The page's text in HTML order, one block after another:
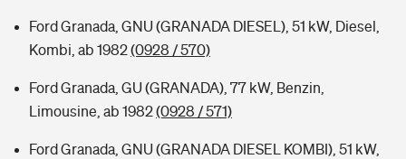
Ford Granada, GNU (GRANADA DIESEL), 51 kW, Diesel,
Kombi, ab 1982(0928 / 570)
Ford Granada, GU (GRANADA), 77 kW, Benzin,
Limousine, ab 1982(0928 / 571)
Ford Granada, GNU (GRANADA DIESEL KOMBI), 51 kW,